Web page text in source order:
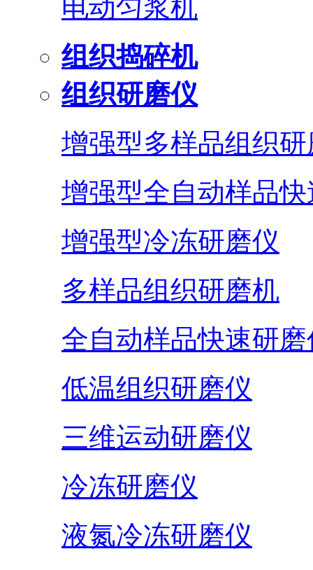
电动匀浆机
组织捣碎机
组织研磨仪
增强型多样品组织
增强型全自动样品
增强型冷冻研磨仪
多样品组织研磨机
全自动样品快速研磨
低温组织研磨仪
三维运动研磨仪
冷冻研磨仪
液氮冷冻研磨仪